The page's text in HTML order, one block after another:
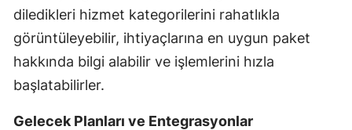
diledikleri hizmet kategorilerini rahatlıkla
görüntüleyebilir, ihtiyaçlarına en uygun paket
hakkında bilgi alabilir ve işlemlerini hızla
başlatabilirler.
Gelecek Planları ve Entegrasyonlar